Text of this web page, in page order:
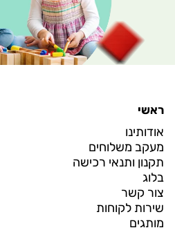
ראשי
אודותינו
מעקב משלוחים
תקנון ותנאי רכישה
בלוג
צור קשר
שירות לקוחות
מותגים